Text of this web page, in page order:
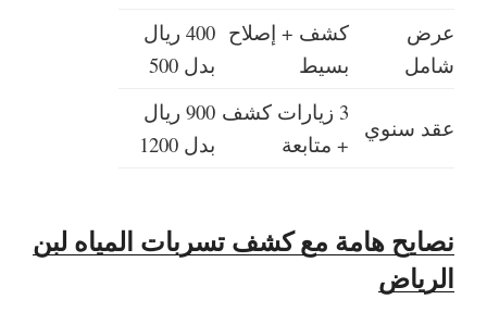
عرض
شامل
كشف + إصلاح
بسيط
400 ريال
بدل 500
عقد سنوي
3 زيارات كشف
+ متابعة
900 ريال
بدل 1200
نصايح هامة مع كشف تسربات المياه لبن
الرياض